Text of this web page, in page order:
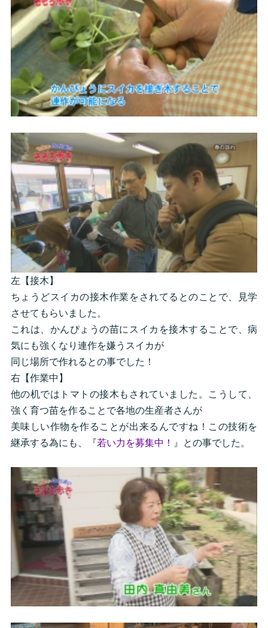
左【接木】
ちょうどスイカの接木作業をされてるとのことで、見学
させてもらいました。
これは、かんぴょうの苗にスイカを接木することで、病
気にも強くなり連作を嫌うスイカが
同じ場所で作れるとの事でした！
右【作業中】
他の机ではトマトの接木もされていました。こうして、
強く育つ苗を作ることで各地の生産者さんが
美味しい作物を作ることが出来るんですね！この技術を
継承する為にも、『若い力を募集中！ 』との事でした。